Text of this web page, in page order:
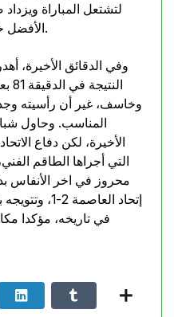
لتشتعل المباراة
الأفضل خلال أغلب فترات الشوط الثاني.
وفي الدقائق الأخيرة،
وخاسف، غير أن رأسيته
المناسب. وحاول
الأخيرة، لكن دفاع
التي أجراها الطاقم
محروز في اخر الأنفاس
إتحاد
في تاريخه، مؤكدا